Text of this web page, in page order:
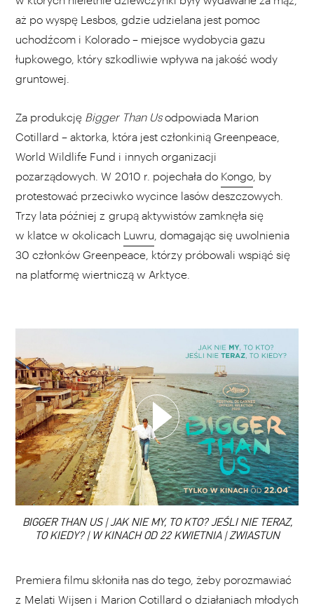
aż po wyspę Lesbos, gdzie udzielana jest pomoc
uchodźcom i Kolorado – miejsce wydobycia gazu
łupkowego, który szkodliwie wpływa na jakość wody
gruntowej.
Za produkcję Bigger Than Usodpowiada Marion
Cotillard – aktorka, która jest członkinią Greenpeace,
World Wildlife Fund i innych organizacji
pozarządowych. W 2010 r. pojechała do Kongo , by
protestować przeciwko wycince lasów deszczowych.
Trzy lata później z grupą aktywistów zamknęła się
w klatce w okolicach Luwru , domagając się uwolnienia
30 członków Greenpeace, którzy próbowali wspiąć się
na platformę wiertniczą w Arktyce.
00:00
BIGGER THAN US | JAK NIE MY, TO KTO? JEŚLI NIE TERAZ,
TO KIEDY? | W KINACH OD 22 KWIETNIA | ZWIASTUN
WYBIERZ SWOJĄ PLAYLISTĘ
DODAJ TEN FILM DO PLAYLISTY
Premiera filmu skłoniła nas do tego, żeby porozmawiać
z Melati Wijsen i Marion Cotillard o działaniach młodych